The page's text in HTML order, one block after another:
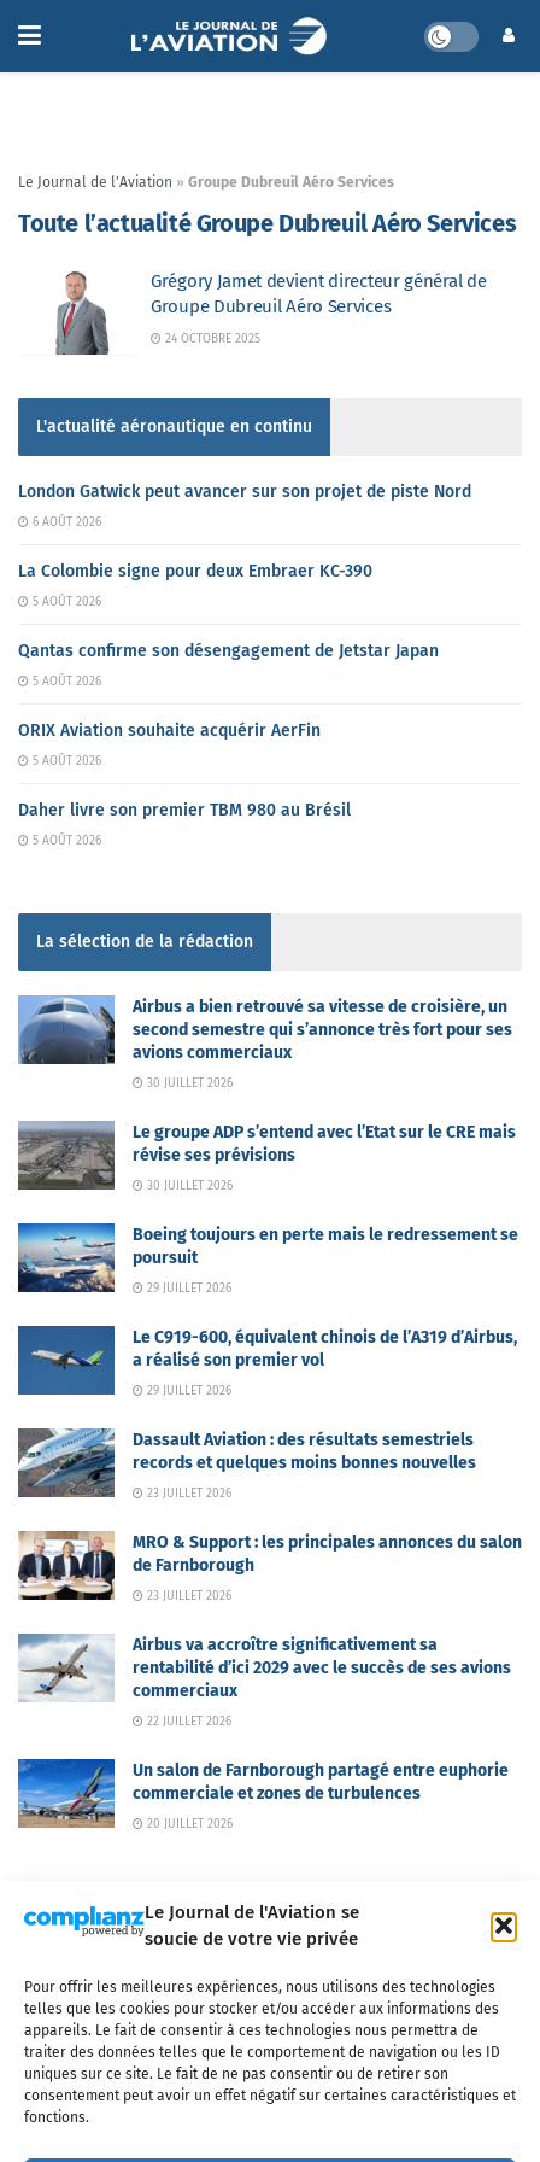
Le Journal de l'Aviation se
soucie de votre vie privée
Pour offrir les meilleures expériences, nous utilisons des technologies
telles que les cookies pour stocker et/ou accéder aux informations des
appareils. Le fait de consentir à ces technologies nous permettra de
traiter des données telles que le comportement de navigation ou les ID
uniques sur ce site. Le fait de ne pas consentir ou de retirer son
consentement peut avoir un effet négatif sur certaines caractéristiques et
fonctions.
Le Journal de l'Aviation » Groupe Dubreuil Aéro Services
Toute l’actualité Groupe Dubreuil Aéro Services
Grégory Jamet devient directeur général de
Groupe Dubreuil Aéro Services
24 OCTOBRE 2025
L'actualité aéronautique en continu
London Gatwick peut avancer sur son projet de piste Nord
6 AOÛT 2026
La Colombie signe pour deux Embraer KC-390
5 AOÛT 2026
Qantas confirme son désengagement de Jetstar Japan
5 AOÛT 2026
ORIX Aviation souhaite acquérir AerFin
5 AOÛT 2026
Daher livre son premier TBM 980 au Brésil
5 AOÛT 2026
La sélection de la rédaction
Airbus a bien retrouvé sa vitesse de croisière, un
second semestre qui s’annonce très fort pour ses
avions commerciaux
30 JUILLET 2026
Le groupe ADP s’entend avec l’Etat sur le CRE mais
révise ses prévisions
30 JUILLET 2026
Boeing toujours en perte mais le redressement se
poursuit
29 JUILLET 2026
Le C919-600, équivalent chinois de l’A319 d’Airbus,
a réalisé son premier vol
29 JUILLET 2026
Dassault Aviation : des résultats semestriels
records et quelques moins bonnes nouvelles
23 JUILLET 2026
MRO & Support : les principales annonces du salon
de Farnborough
23 JUILLET 2026
Airbus va accroître significativement sa
rentabilité d’ici 2029 avec le succès de ses avions
commerciaux
22 JUILLET 2026
Un salon de Farnborough partagé entre euphorie
commerciale et zones de turbulences
20 JUILLET 2026
Qui sommes-nous ? Nous contacter
Partenaires
Mentions légales
CGV Politique de confidentialité Cookies